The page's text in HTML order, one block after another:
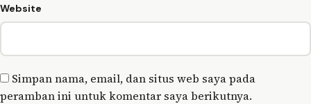
Website
Simpan nama, email, dan situs web saya pada
peramban ini untuk komentar saya berikutnya.